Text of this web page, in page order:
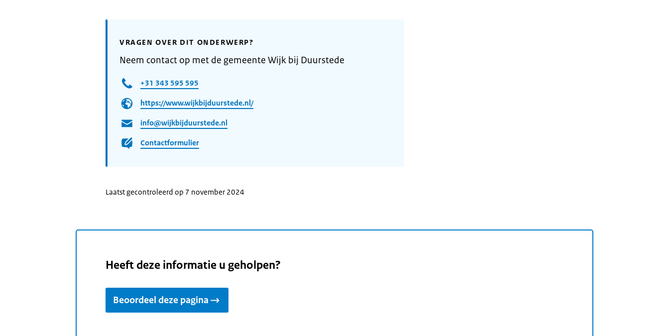
VRAGEN OVER DIT ONDERWERP?
Neem contact op met de gemeente Wijk bij Duurstede
+31 343 595 595
https://www.wijkbijduurstede.nl/
info@wijkbijduurstede.nl
Contactformulier
Laatst gecontroleerd op 7 november 2024
Heeft deze informatie u geholpen?
Beoordeel deze pagina